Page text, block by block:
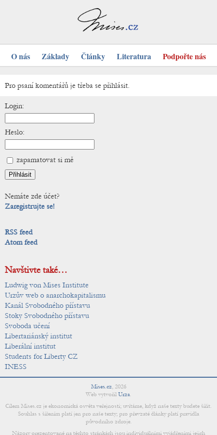
O nás Základy Články Literatura Podpořte nás
Pro psaní komentářů je třeba se přihlásit.
Login:
Heslo:
zapamatovat si mě
Nemáte zde účet?
Zaregistrujte se!
RSS feed
Atom feed
Navštivte také…
Ludwig von Mises Institute
Urzův web o anarchokapitalismu
Kanál Svobodného přístavu
Stoky Svobodného přístavu
Svoboda učení
Libertariánský institut
Liberální institut
Students for Liberty CZ
INESS
Mises.cz, 2026
Web vytvořil Urza.
Cílem Mises.cz je ekonomická osvěta veřejnosti; uvítáme, když naše texty budete šířit.
Souhlas s šířením platí jen pro naše texty; pro převzaté články platí pravidla
původního zdroje.
Názory prezentované na těchto stránkách jsou individuálními vyjádřeními jejich